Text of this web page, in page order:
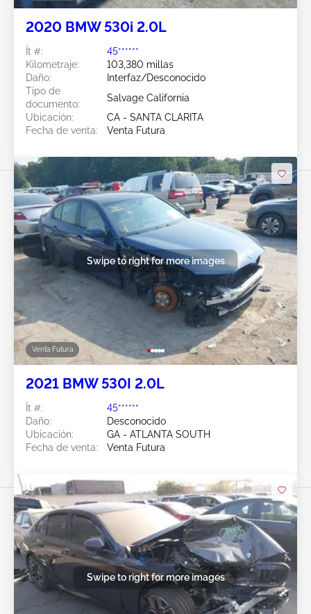
2020 BMW 530i 2.0L
Ít #:
45******
Kilometraje:
103,380 millas
Daño:
Interfaz/Desconocido
Tipo de
documento:
Salvage California
Ubicación:
CA - SANTA CLARITA
Fecha de venta:
Venta Futura
Venta Futura
Swipe to right for more images
2021 BMW 530I 2.0L
Ít #:
45******
Daño:
Desconocido
Ubicación:
GA - ATLANTA SOUTH
Fecha de venta:
Venta Futura
Swipe to right for more images